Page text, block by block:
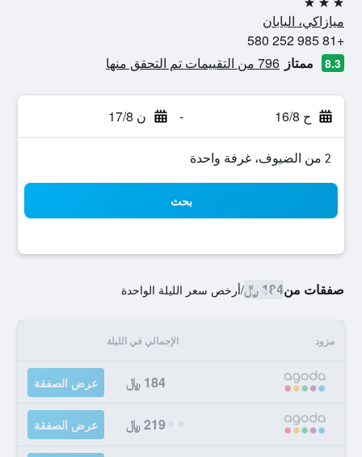
3 نجوم
ميازاكي، اليابان
+81 985 252 580
8.3 ممتاز 796 من التقييمات تم التحقق منها
ح 16/8 - ن 17/8
2 من الضيوف، غرفة واحدة
بحث
صفقات من184 ﷼ /أرخص سعر الليلة الواحدة
مزود الإجمالي في الليلة
184 ﷼ عرض الصفقة
219 ﷼ عرض الصفقة